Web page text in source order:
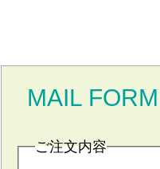
MAIL FORM
ご注文内容